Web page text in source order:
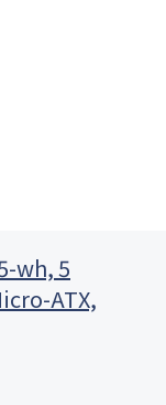
wh, 5
ATX,